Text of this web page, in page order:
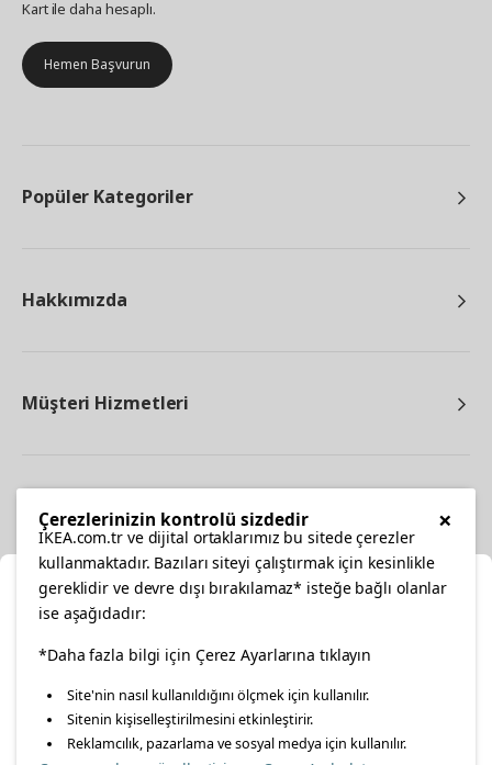
Kart ile daha hesaplı.
Hemen Başvurun
Popüler Kategoriler
Hakkımızda
Müşteri Hizmetleri
facebooktwitterinstagrampinterestyoutube
linkedin
Konumunuzu Seçin
İnternetten vereceğiniz siparişlerinizde size özel hizmet ve
içerikleri görebilmek için lütfen konumuzu seçin.
×
Çerezlerinizin kontrolü sizdedir
IKEA.com.tr ve dijital ortaklarımız bu sitede çerezler
kullanmaktadır. Bazıları siteyi çalıştırmak için kesinlikle
gereklidir ve devre dışı bırakılamaz* isteğe bağlı olanlar
ise aşağıdadır:
*Daha fazla bilgi için Çerez Ayarlarına tıklayın
Site'nin nasıl kullanıldığını ölçmek için kullanılır.
Sitenin kişiselleştirilmesini etkinleştirir.
Reklamcılık, pazarlama ve sosyal medya için kullanılır.